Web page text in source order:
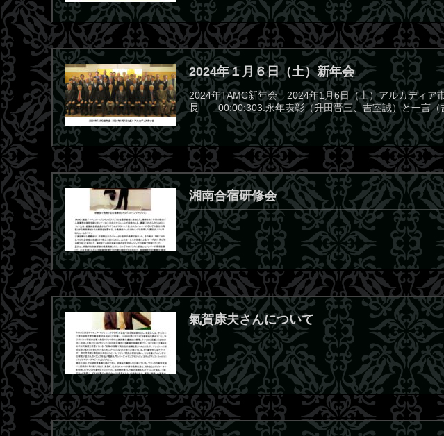
2024年１月６日（土）新年会
2024年TAMC新年会 2024年1月6日（土）アルカデ
長 00:00:303.永年表彰（升田晋三、吉室誠）と一言（
湘南合宿研修会
氣賀康夫さんについて